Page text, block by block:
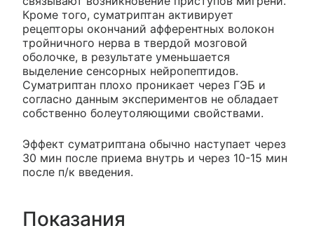
Кроме того, суматриптан активирует
рецепторы окончаний афферентных волокон
тройничного нерва в твердой мозговой
оболочке, в результате уменьшается
выделение сенсорных нейропептидов.
Суматриптан плохо проникает через ГЭБ и
согласно данным экспериментов не обладает
собственно болеутоляющими свойствами.
Эффект суматриптана обычно наступает через
30 мин после приема внутрь и через 10-15 мин
после п/к введения.
Показания